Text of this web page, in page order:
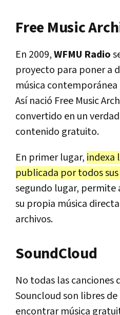
Free Music
En 2009,WFMU Radio
proyecto para poner a
música
Así nació Free Music
convertido en un
contenido gratuito.
En primer lugar, indexa
publicada por todos
segundo lugar, permite
su propia música
archivos.
SoundCloud
No todas las canciones
Souncloud son libres
encontrar música